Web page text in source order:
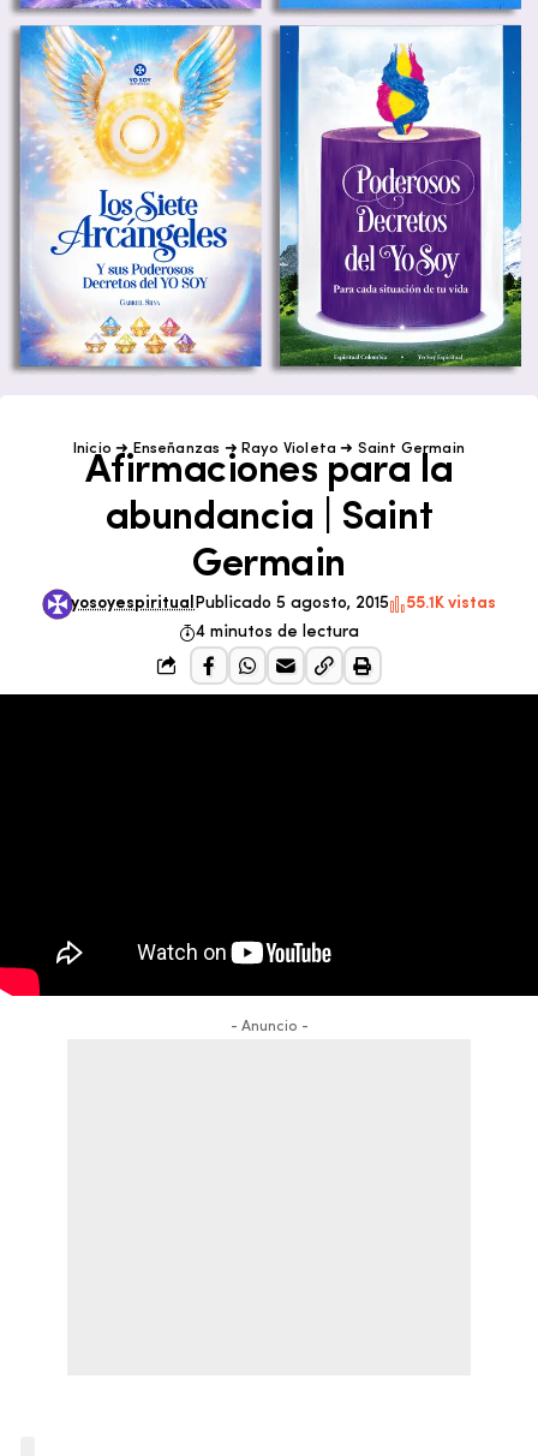
Inicio ➜ Enseñanzas ➜ Rayo Violeta ➜ Saint Germain
Afirmaciones para la
abundancia | Saint
Germain
yosoyespiritual Publicado 5 agosto, 2015
55.1K vistas
4 minutos de lectura
- Anuncio -